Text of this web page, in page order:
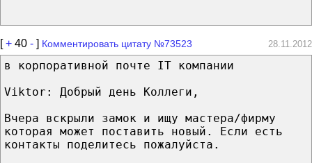
[+ 40 - ] Комментировать цитату №73523 28.11.2012
в корпоративной почте IT компании
Viktor: Добрый день Коллеги,
Вчера вскрыли замок и ищу мастера/фирму
которая может поставить новый. Если есть
контакты поделитесь пожалуйста.